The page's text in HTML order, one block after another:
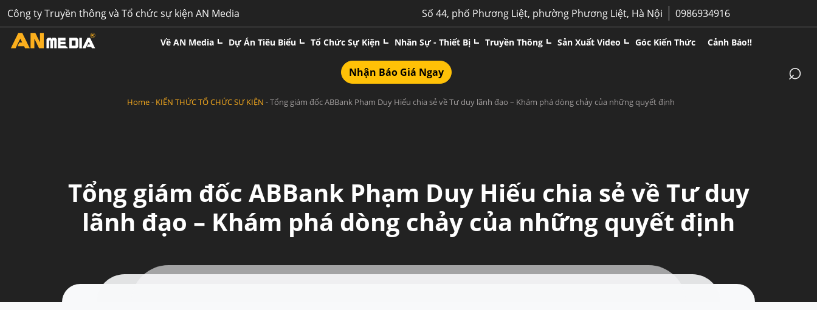
Skip
content
Công ty Truyền thông và Tổ chức sự kiện AN Media Số 44, phố Phương Liệt, phường Phương Liệt, Hà Nội 0986934916
Về AN Media Dự Án Tiêu Biểu Tổ Chức Sự Kiện Nhân Sự - Thiết Bị Truyền Thông Sản Xuất Video Góc Kiến Thức Cảnh Báo!!
Nhận Báo Giá Ngay ⌕
Home- KIẾN THỨC TỔ CHỨC SỰ KIỆN -Tổng giám đốc ABBank Phạm Duy Hiếu chia sẻ về Tư duy lãnh đạo – Khám phá dòng chảy của những quyết định
Tổng giám đốc ABBank Phạm Duy Hiếu chia sẻ về Tư duy
lãnh đạo – Khám phá dòng chảy của những quyết định